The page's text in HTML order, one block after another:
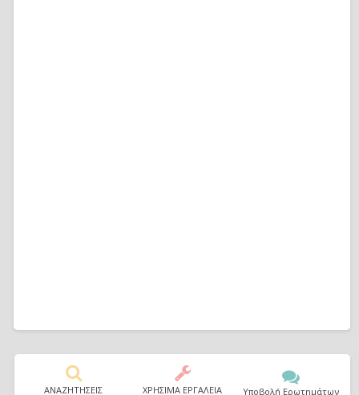
ΑΝΑΖΗΤΗΣΕΙΣ ΧΡΗΣΙΜΑ ΕΡΓΑΛΕΙΑ Υποβολή Ερωτημάτων